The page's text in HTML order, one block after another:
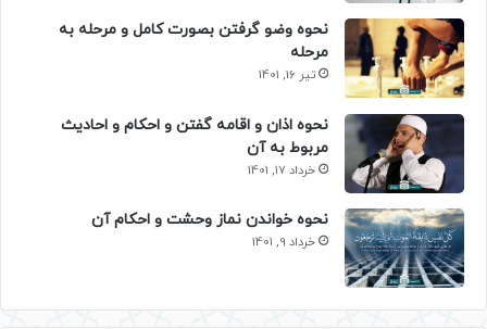
نحوه وضو گرفتن بصورت کامل و مرحله به
مرحله
تیر 16, 1401
نحوه اذان و اقامه گفتن و احکام و احادیث
مربوط به آن
خرداد 17, 1401
نحوه خواندن نماز وحشت و احکام آن
خرداد 9, 1401